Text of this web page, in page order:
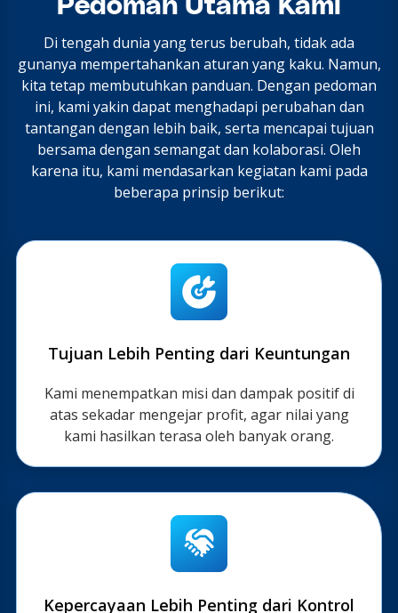
Pedoman Utama Kami
Di tengah dunia yang terus berubah, tidak ada
gunanya mempertahankan aturan yang kaku. Namun,
kita tetap membutuhkan panduan. Dengan pedoman
ini, kami yakin dapat menghadapi perubahan dan
tantangan dengan lebih baik, serta mencapai tujuan
bersama dengan semangat dan kolaborasi. Oleh
karena itu, kami mendasarkan kegiatan kami pada
beberapa prinsip berikut:
Tujuan Lebih Penting dari Keuntungan
Kami menempatkan misi dan dampak positif di
atas sekadar mengejar profit, agar nilai yang
kami hasilkan terasa oleh banyak orang.
Kepercayaan Lebih Penting dari Kontrol